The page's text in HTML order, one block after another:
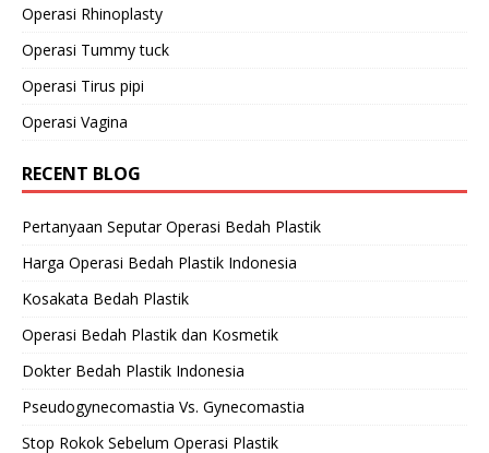
Operasi Rhinoplasty
Operasi Tummy tuck
Operasi Tirus pipi
Operasi Vagina
RECENT BLOG
Pertanyaan Seputar Operasi Bedah Plastik
Harga Operasi Bedah Plastik Indonesia
Kosakata Bedah Plastik
Operasi Bedah Plastik dan Kosmetik
Dokter Bedah Plastik Indonesia
Pseudogynecomastia Vs. Gynecomastia
Stop Rokok Sebelum Operasi Plastik